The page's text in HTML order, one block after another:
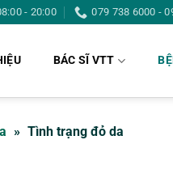
- 20:00 079 738 6000 -
BÁC SĨ VTT
» Tình trạng đỏ da